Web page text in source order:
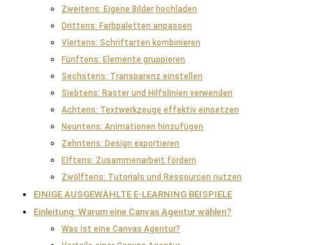
Zweitens: Eigene Bilder hochladen
Drittens: Farbpaletten anpassen
Viertens: Schriftarten kombinieren
Fünftens: Elemente gruppieren
Sechstens: Transparenz einstellen
Siebtens: Raster und Hilfslinien verwenden
Achtens: Textwerkzeuge effektiv einsetzen
Neuntens: Animationen hinzufügen
Zehntens: Design exportieren
Elftens: Zusammenarbeit fördern
Zwölftens: Tutorials und Ressourcen nutzen
EINIGE AUSGEWÄHLTE E-LEARNING BEISPIELE
Einleitung: Warum eine Canvas Agentur wählen?
Was ist eine Canvas Agentur?